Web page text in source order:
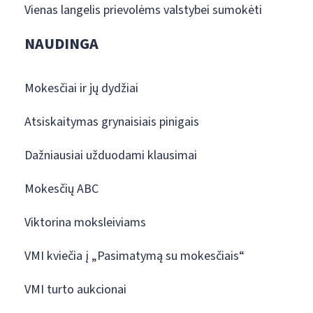
Vienas langelis prievolėms valstybei sumokėti
NAUDINGA
Mokesčiai ir jų dydžiai
Atsiskaitymas grynaisiais pinigais
Dažniausiai užduodami klausimai
Mokesčių ABC
Viktorina moksleiviams
VMI kviečia į „Pasimatymą su mokesčiais“
VMI turto aukcionai